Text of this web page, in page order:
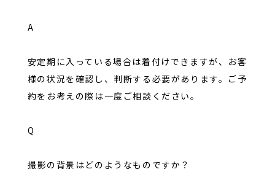
A
安定期に入っている場合は着付けできますが、お客
様の状況を確認し、判断する必要があります。ご予
約をお考えの際は一度ご相談ください。
Q
撮影の背景はどのようなものですか？